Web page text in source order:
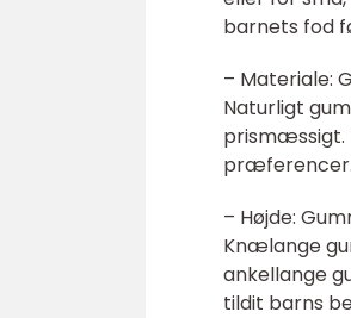
barnets fod
– Materiale:
Naturligt
prismæssigt.
præferencer.
– Højde:
Knælange
ankellange
tildit barns